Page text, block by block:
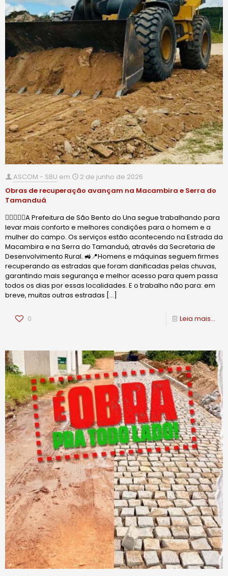
ASCOM - SBU em
2 de junho de 2026
Obras de recuperação avançam na Macambira e Serra do
Tamanduá
🙋🏻‍♂️✍🏻A Prefeitura de São Bento do Una segue trabalhando para
levar mais conforto e melhores condições para o homem e a
mulher do campo. Os serviços estão acontecendo na Estrada da
Macambira e na Serra do Tamanduá, através da Secretaria de
Desenvolvimento Rural. 🚜📍Homens e máquinas seguem firmes
recuperando as estradas que foram danificadas pelas chuvas,
garantindo mais segurança e melhor acesso para quem passa
todos os dias por essas localidades. E o trabalho não para: em
breve, muitas outras estradas […]
0 Leia mais...